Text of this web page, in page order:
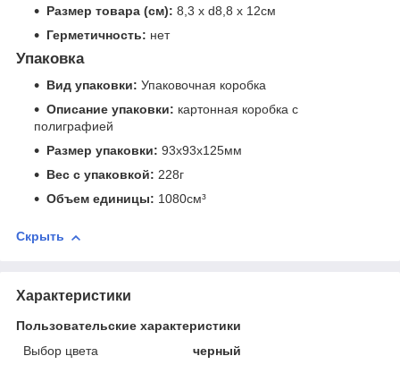
Размер товара (см): 8,3 х d8,8 х 12см
Герметичность: нет
Упаковка
Вид упаковки: Упаковочная коробка
Описание упаковки: картонная коробка с
полиграфией
Размер упаковки: 93x93x125мм
Вес с упаковкой: 228г
Объем единицы: 1080см³
Скрыть
Характеристики
Пользовательские характеристики
Выбор цвета
черный